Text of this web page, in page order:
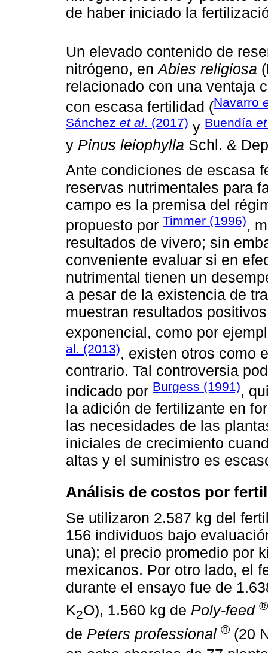
de haber iniciado la
Un elevado contenido de
nitrógeno, enAbies religiosa
relacionado con una ventaja
con escasa fertilidad (Navarro
Sánchez et al. (2017) y Buendía
y Pinus leiophylla Schl. &
Ante condiciones de escasa
reservas nutrimentales para
campo es la premisa del
propuesto por Timmer (1996),
resultados de vivero; sin
conveniente evaluar si en
nutrimental tienen un
a pesar de la existencia de
muestran resultados
exponencial, como por
al. (2013), existen otros como
contrario. Tal controversia
indicado por Burgess (1991),
la adición de fertilizante en
las necesidades de las
iniciales de crecimiento
altas y el suministro es
Análisis de costos por
Se utilizaron 2.587 kg del
156 individuos bajo
una); el precio promedio por
mexicanos. Por otro lado, el
durante el ensayo fue de
K2O), 1.560 kg de Poly-feed ®
de Peters professional ® (20